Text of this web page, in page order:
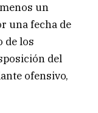
un
una fecha de
de los
del
ofensivo,